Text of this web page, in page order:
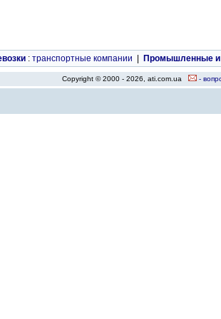
: транспортные компании Промышленные и
Copyright © 2000 - 2026, ati.com.ua -